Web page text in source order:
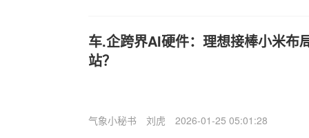
车.企跨界AI硬件：理想接棒小米布
站？
气象小秘书 刘虎 2026-01-25 05:01:28